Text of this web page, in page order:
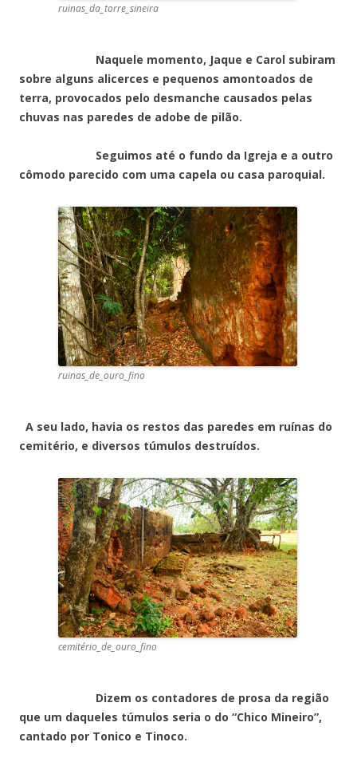
ruinas_da_torre_sineira
Naquele momento, Jaque e Carol subiram
sobre alguns alicerces e pequenos amontoados de
terra, provocados pelo desmanche causados pelas
chuvas nas paredes de adobe de pilão.
Seguimos até o fundo da Igreja e a outro
cômodo parecido com uma capela ou casa paroquial.
ruinas_de_ouro_fino
A seu lado, havia os restos das paredes em ruínas do
cemitério, e diversos túmulos destruídos.
cemitério_de_ouro_fino
Dizem os contadores de prosa da região
que um daqueles túmulos seria o do “Chico Mineiro”,
cantado por Tonico e Tinoco.